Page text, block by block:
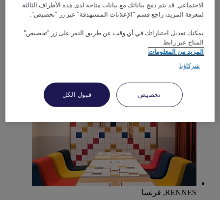
Located in the heart of the historic city center, the Mercure
Rennes Place de Bretagne offers a quiet and relaxing stay in a
stands out with its modern decoration and bright rooms.
During your stay, discover delicious Breton products as part
of our breakfast buffet.
RENNES, فرنسا
الاجتماعي. قد يتم دمج بياناتك مع بيانات متاحة لدى هذه الأطراف الثالثة.
لمعرفة المزيد، راجع قسم "الإعلانات المستهدفة" عبر زر "تخصيص".
يمكنك تعديل اختياراتك في أي وقت عن طريق النقر على زر "تخصيص"
المتاح عبر رابط
المزيد من المعلومات
شركاؤنا
تخصيص قبول الكل